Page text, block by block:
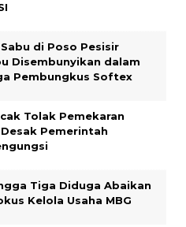
di Poso Pesisir
Disembunyikan dalam
Pembungkus Softex
Tolak Pemekaran
Pemerintah
Tiga Diduga Abaikan
Kelola Usaha MBG